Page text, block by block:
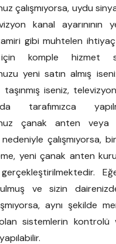
çalışmıyorsa, uydu
kanal ayarınının
gibi muhtelen ihtiyaç
komple hizmet
yeni satın almış
iseniz,
tarafımızca
çanak anten
çalışmıyorsa,
yeni çanak anten
ve sizin
aynı şekilde
sistemlerin kontrolü